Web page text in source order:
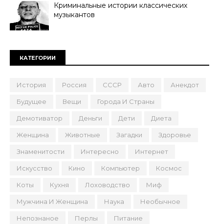
Криминальные истории классических
музыкантов
КАТЕГОРИИ
История Россия СССР Авто Анекдот
Будущее Вещи Города И Страны
Демотиватор Деньги Дети Диета
Женщина Животные Загадки Здоровье
Знаменитости Интересно Интернет
Искусство Кино Компьютер Космос
Коты Кухня Лоховодство Миф
Мужчина И Женщина Наука Необычное
Непознаное Перлы Питание